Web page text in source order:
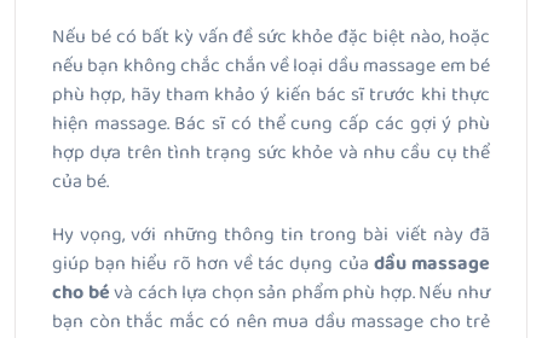
Nếu bé có bất kỳ vấn đề sức khỏe đặc biệt nào, hoặc
nếu bạn không chắc chắn về loại dầu massage em bé
phù hợp, hãy tham khảo ý kiến bác sĩ trước khi thực
hiện massage. Bác sĩ có thể cung cấp các gợi ý phù
hợp dựa trên tình trạng sức khỏe và nhu cầu cụ thể
của bé.
Hy vọng, với những thông tin trong bài viết này đã
giúp bạn hiểu rõ hơn về tác dụng của dầu massage
cho bévà cách lựa chọn sản phẩm phù hợp. Nếu như
bạn còn thắc mắc có nên mua dầu massage cho trẻ